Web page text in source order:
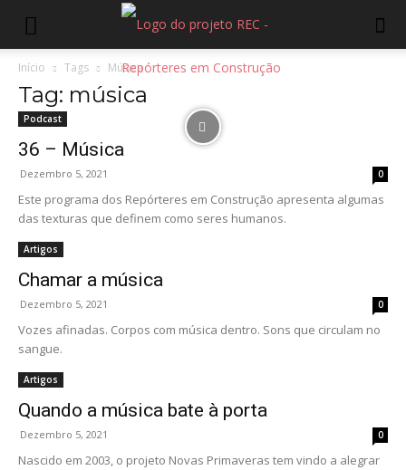
Início Tags Música
Tag: música
Podcast
36 – Música
Dezembro 5, 2021 0
Este programa dos Repórteres em Construção apresenta algumas
das texturas que definem como seres humanos.
Artigos
Chamar a música
Dezembro 5, 2021 0
Vozes afinadas. Corpos com música dentro. Sons que circulam no
sangue.
Artigos
Quando a música bate à porta
Dezembro 5, 2021 0
Nascido em 2003, o projeto Novas Primaveras tem vindo a alegrar